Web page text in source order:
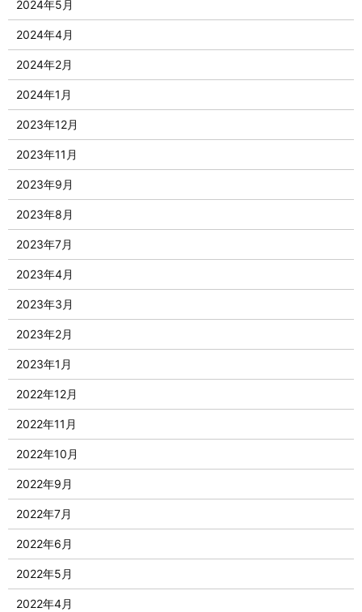
2024年5月
2024年4月
2024年2月
2024年1月
2023年12月
2023年11月
2023年9月
2023年8月
2023年7月
2023年4月
2023年3月
2023年2月
2023年1月
2022年12月
2022年11月
2022年10月
2022年9月
2022年7月
2022年6月
2022年5月
2022年4月